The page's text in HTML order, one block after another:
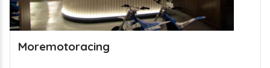
Moremotoracing